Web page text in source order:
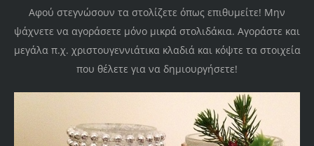
Αφού στεγνώσουν τα στολίζετε όπως επιθυμείτε! Μην
ψάχνετε να αγοράσετε μόνο μικρά στολιδάκια. Αγοράστε και
μεγάλα π.χ. χριστουγεννιάτικα κλαδιά και κόψτε τα στοιχεία
που θέλετε για να δημιουργήσετε!